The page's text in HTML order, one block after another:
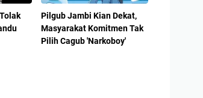
Pilgub Jambi Kian Dekat,
Masyarakat Komitmen Tak
Pilih Cagub 'Narkoboy'